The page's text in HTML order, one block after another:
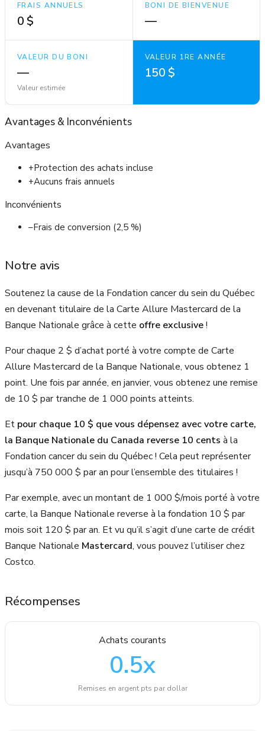
FRAIS ANNUELS
0 $
BONI DE BIENVENUE
—
VALEUR DU BONI
—
Valeur estimée
VALEUR 1RE ANNÉE
150 $
Avantages & Inconvénients
Avantages
+Protection des achats incluse
+Aucuns frais annuels
Inconvénients
–Frais de conversion (2,5 %)
Notre avis
Soutenez la cause de la Fondation cancer du sein du Québec
en devenant titulaire de la Carte Allure Mastercard de la
Banque Nationale grâce à cette offre exclusive!
Pour chaque 2 $ d’achat porté à votre compte de Carte
Allure Mastercard de la Banque Nationale, vous obtenez 1
point. Une fois par année, en janvier, vous obtenez une remise
de 10 $ par tranche de 1 000 points atteints.
Et pour chaque 10 $ que vous dépensez avec votre carte,
la Banque Nationale du Canada reverse 10 cents à la
Fondation cancer du sein du Québec ! Cela peut représenter
jusqu’à 750 000 $ par an pour l’ensemble des titulaires !
Par exemple, avec un montant de 1 000 $/mois porté à votre
carte, la Banque Nationale reverse à la fondation 10 $ par
mois soit 120 $ par an. Et vu qu’il s’agit d’une carte de crédit
Banque Nationale Mastercard, vous pouvez l’utiliser chez
Costco.
Récompenses
Achats courants
0.5x
Remises en argent pts par dollar